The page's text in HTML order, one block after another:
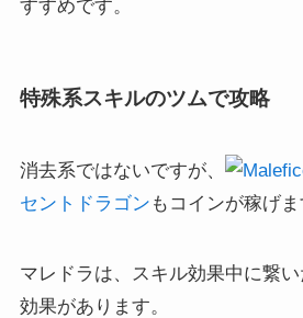
すすめです。
特殊系スキルのツムで攻略
消去系ではないですが、
セントドラゴン もコインが稼げま
マレドラは、スキル効果中に繋
効果があります。